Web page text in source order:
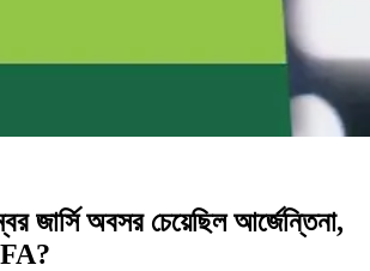
জার্সি অবসর চেয়েছিল আর্জেন্তিনা,